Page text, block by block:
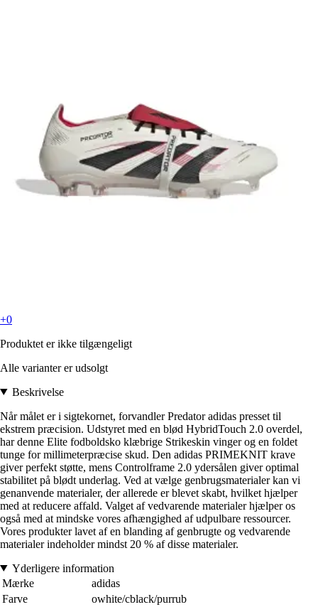
+0
Produktet er ikke tilgængeligt
Alle varianter er udsolgt
Beskrivelse
Når målet er i sigtekornet, forvandler Predator adidas presset til
ekstrem præcision. Udstyret med en blød HybridTouch 2.0 overdel,
har denne Elite fodboldsko klæbrige Strikeskin vinger og en foldet
tunge for millimeterpræcise skud. Den adidas PRIMEKNIT krave
giver perfekt støtte, mens Controlframe 2.0 ydersålen giver optimal
stabilitet på blødt underlag. Ved at vælge genbrugsmaterialer kan vi
genanvende materialer, der allerede er blevet skabt, hvilket hjælper
med at reducere affald. Valget af vedvarende materialer hjælper os
også med at mindske vores afhængighed af udpulbare ressourcer.
Vores produkter lavet af en blanding af genbrugte og vedvarende
materialer indeholder mindst 20 % af disse materialer.
Yderligere information
Mærke
adidas
Farve
owhite/cblack/purrub